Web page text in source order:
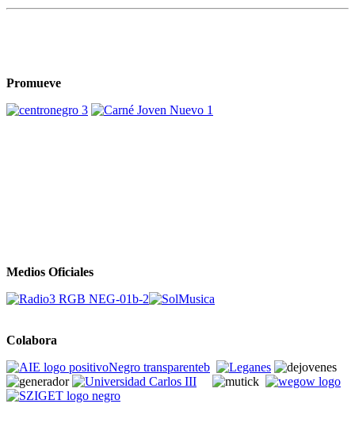
Promueve
Medios Oficiales
Colabora